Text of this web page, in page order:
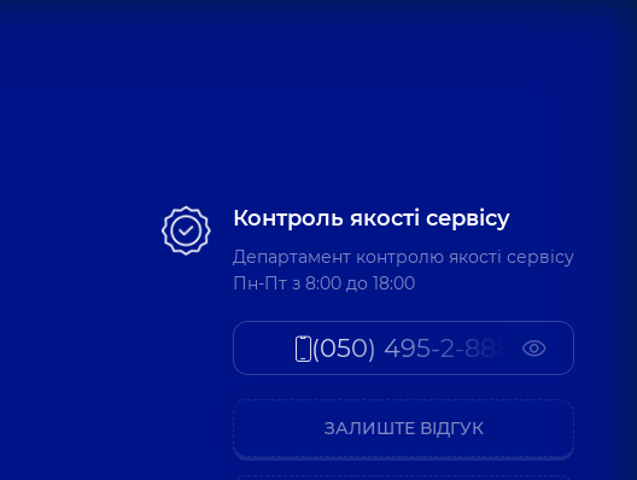
Контроль якості сервісу
Департамент контролю якості сервісу
Пн-Пт з 8:00 до 18:00
(050) 495-2-888
ЗАЛИШТЕ ВІДГУК